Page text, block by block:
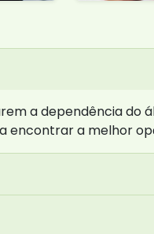
a dependência do
encontrar a melhor